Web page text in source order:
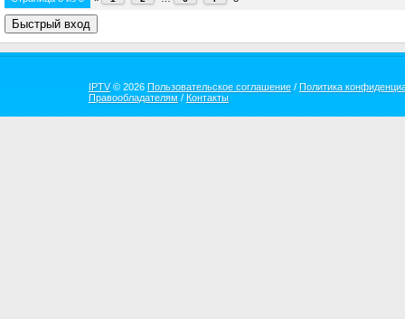
IPTV© 2026 Пользовательское соглашение / Политика
Правообладателям / Контакты